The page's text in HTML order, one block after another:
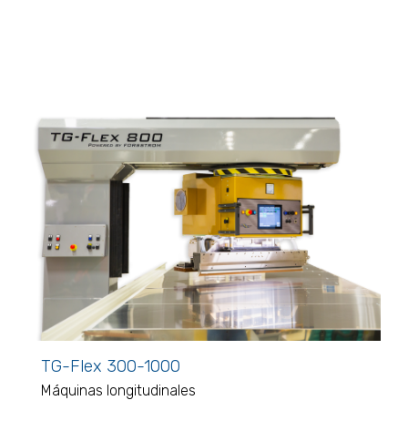
TG-Flex 300-1000
Máquinas longitudinales